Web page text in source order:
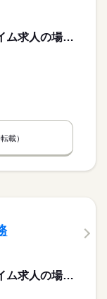
230,000円〜350,000円 ※フルタイム求人の場合は月額（換算額）、パート求人の場合は時間額を表示しています。
載）
300,000円〜500,000円 ※フルタイム求人の場合は月額（換算額）、パート求人の場合は時間額を表示しています。